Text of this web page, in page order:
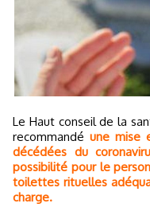
Le Haut conseil de la santé publique (HCSP) avait, un temps,
recommandé une mise
décédées du
possibilité pour le
toilettes rituelles
charge.